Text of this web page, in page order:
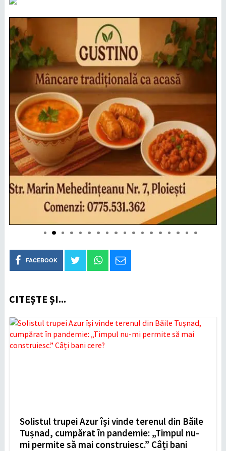
FACEBOOK
CITEȘTE ȘI...
Solistul trupei Azur își vinde terenul din Băile
Tușnad, cumpărat în pandemie: „Timpul nu-
mi permite să mai construiesc.” Câți bani